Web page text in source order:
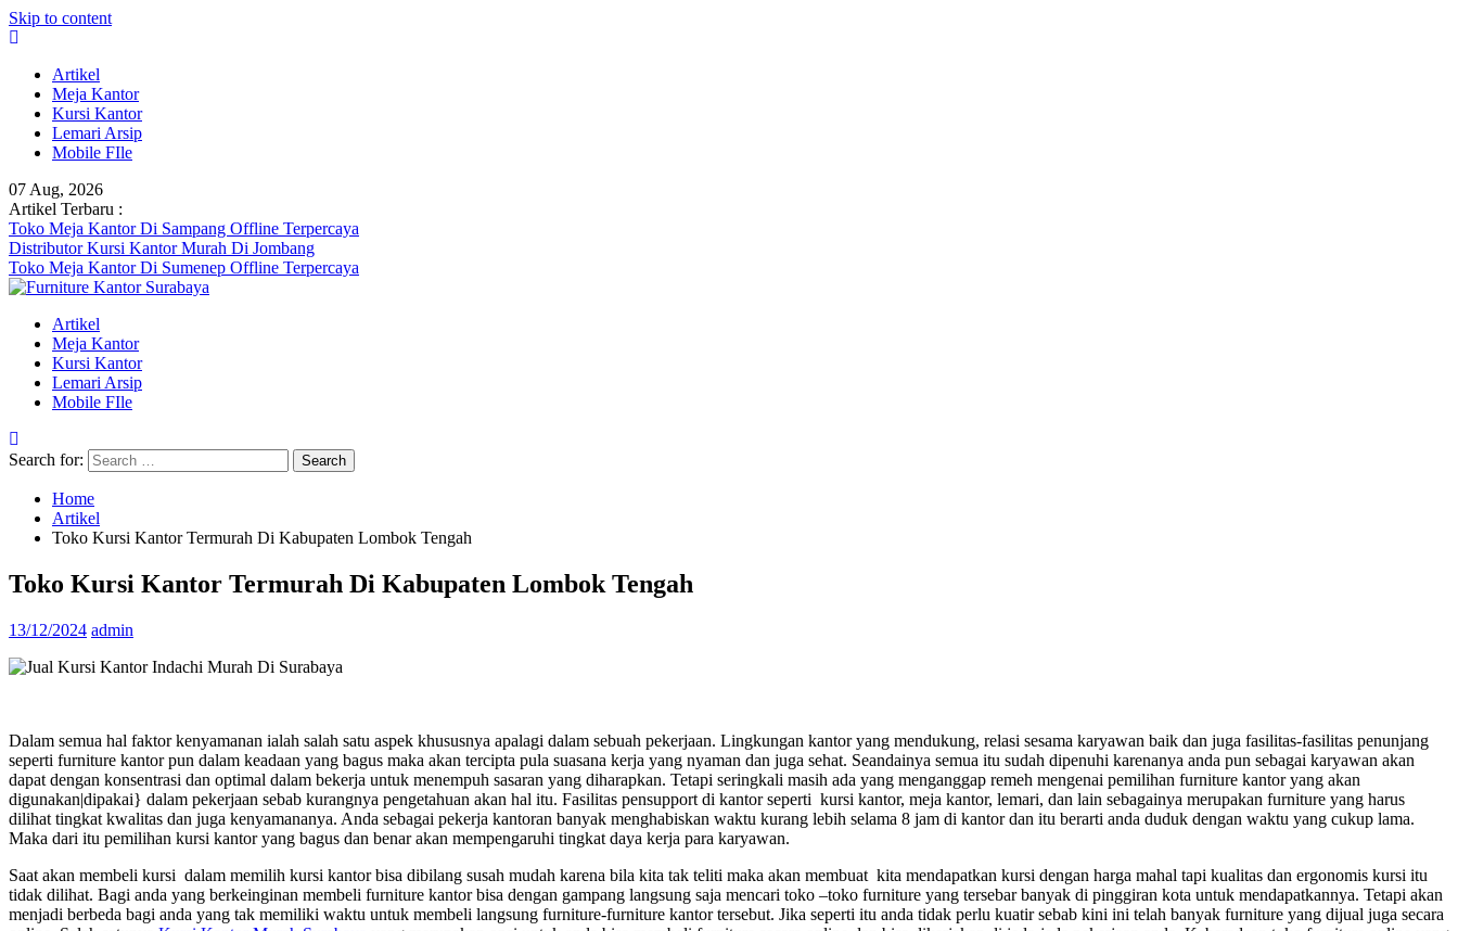
Skip to content
Artikel
Meja Kantor
Kursi Kantor
Lemari Arsip
Mobile FIle
07 Aug, 2026
Artikel Terbaru :
Toko Meja Kantor Di Sampang Offline Terpercaya
Distributor Kursi Kantor Murah Di Jombang
Toko Meja Kantor Di Sumenep Offline Terpercaya
Artikel
Meja Kantor
Kursi Kantor
Lemari Arsip
Mobile FIle
Search for:
Home
Artikel
Toko Kursi Kantor Termurah Di Kabupaten Lombok Tengah
Toko Kursi Kantor Termurah Di Kabupaten Lombok Tengah
13/12/2024 admin
Dalam semua hal faktor kenyamanan ialah salah satu aspek khususnya apalagi dalam sebuah pekerjaan. Lingkungan kantor yang mendukung, relasi sesama karyawan baik dan juga fasilitas-fasilitas penunjang
seperti furniture kantor pun dalam keadaan yang bagus maka akan tercipta pula suasana kerja yang nyaman dan juga sehat. Seandainya semua itu sudah dipenuhi karenanya anda pun sebagai karyawan akan
dapat dengan konsentrasi dan optimal dalam bekerja untuk menempuh sasaran yang diharapkan. Tetapi seringkali masih ada yang menganggap remeh mengenai pemilihan furniture kantor yang akan
digunakan|dipakai} dalam pekerjaan sebab kurangnya pengetahuan akan hal itu. Fasilitas pensupport di kantor seperti kursi kantor, meja kantor, lemari, dan lain sebagainya merupakan furniture yang harus
dilihat tingkat kwalitas dan juga kenyamananya. Anda sebagai pekerja kantoran banyak menghabiskan waktu kurang lebih selama 8 jam di kantor dan itu berarti anda duduk dengan waktu yang cukup lama.
Maka dari itu pemilihan kursi kantor yang bagus dan benar akan mempengaruhi tingkat daya kerja para karyawan.
Saat akan membeli kursi dalam memilih kursi kantor bisa dibilang susah mudah karena bila kita tak teliti maka akan membuat kita mendapatkan kursi dengan harga mahal tapi kualitas dan ergonomis kursi itu
tidak dilihat. Bagi anda yang berkeinginan membeli furniture kantor bisa dengan gampang langsung saja mencari toko –toko furniture yang tersebar banyak di pinggiran kota untuk mendapatkannya. Tetapi akan
menjadi berbeda bagi anda yang tak memiliki waktu untuk membeli langsung furniture-furniture kantor tersebut. Jika seperti itu anda tidak perlu kuatir sebab kini ini telah banyak furniture yang dijual juga secara